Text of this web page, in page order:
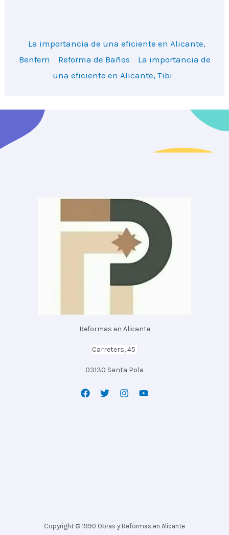
La importancia de una eficiente en Alicante,
Benferri
Reforma de Baños
La importancia de
una eficiente en Alicante, Tibi
Reformas en Alicante
Carreters, 45
03130 Santa Pola
Copyright © 1990 Obras y Reformas en Alicante